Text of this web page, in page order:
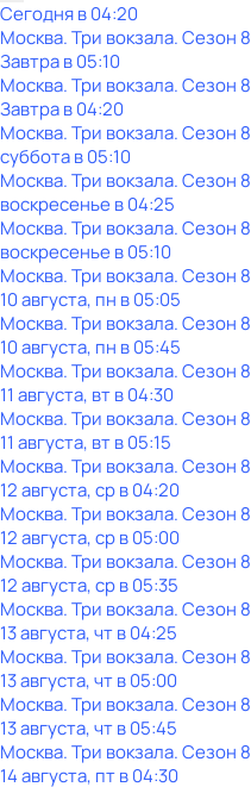
Сегодня в 04:20
Москва. Три вокзала. Сезон 8
Завтра в 05:10
Москва. Три вокзала. Сезон 8
Завтра в 04:20
Москва. Три вокзала. Сезон 8
субботав05:10
Москва. Три вокзала. Сезон 8
воскресенье в04:25
Москва. Три вокзала. Сезон 8
воскресенье в05:10
Москва. Три вокзала. Сезон 8
10 августа, пн в 05:05
Москва. Три вокзала. Сезон 8
10 августа, пн в 05:45
Москва. Три вокзала. Сезон 8
11 августа, вт в 04:30
Москва. Три вокзала. Сезон 8
11 августа, вт в 05:15
Москва. Три вокзала. Сезон 8
12 августа, ср в 04:20
Москва. Три вокзала. Сезон 8
12 августа, ср в 05:00
Москва. Три вокзала. Сезон 8
12 августа, ср в 05:35
Москва. Три вокзала. Сезон 8
13 августа, чт в 04:25
Москва. Три вокзала. Сезон 8
13 августа, чт в 05:00
Москва. Три вокзала. Сезон 8
13 августа, чт в 05:45
Москва. Три вокзала. Сезон 8
14 августа, пт в 04:30